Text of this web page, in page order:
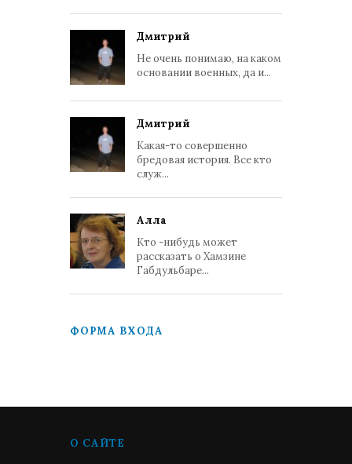
Дмитрий
Не очень понимаю, на каком
основании военных, да и...
Дмитрий
Какая-то совершенно
бредовая история. Все кто
служ...
Алла
Кто -нибудь может
рассказать о Хамзине
Габдульбаре...
ФОРМА ВХОДА
О САЙТЕ